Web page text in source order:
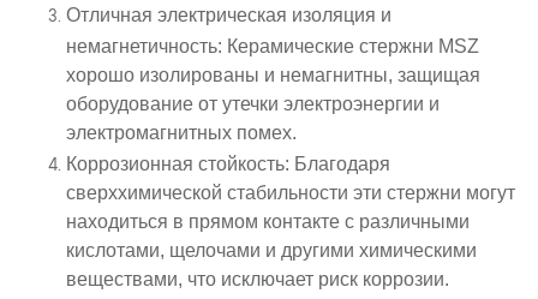
Отличная электрическая изоляция и
немагнетичность: Керамические стержни MSZ
хорошо изолированы и немагнитны, защищая
оборудование от утечки электроэнергии и
электромагнитных помех.
Коррозионная стойкость: Благодаря
сверххимической стабильности эти стержни могут
находиться в прямом контакте с различными
кислотами, щелочами и другими химическими
веществами, что исключает риск коррозии.